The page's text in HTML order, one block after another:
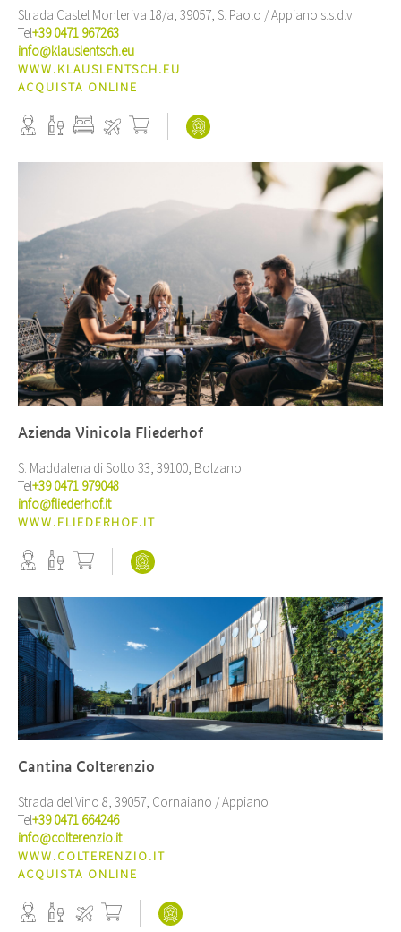
Strada Castel Monteriva 18/a, 39057, S. Paolo / Appiano s.s.d.v.
Tel+39 0471 967263
info@klauslentsch.eu
WWW.KLAUSLENTSCH.EU
ACQUISTA ONLINE
Azienda Vinicola Fliederhof
S. Maddalena di Sotto 33, 39100, Bolzano
Tel+39 0471 979048
info@fliederhof.it
WWW.FLIEDERHOF.IT
Cantina Colterenzio
Strada del Vino 8, 39057, Cornaiano / Appiano
Tel+39 0471 664246
info@colterenzio.it
WWW.COLTERENZIO.IT
ACQUISTA ONLINE